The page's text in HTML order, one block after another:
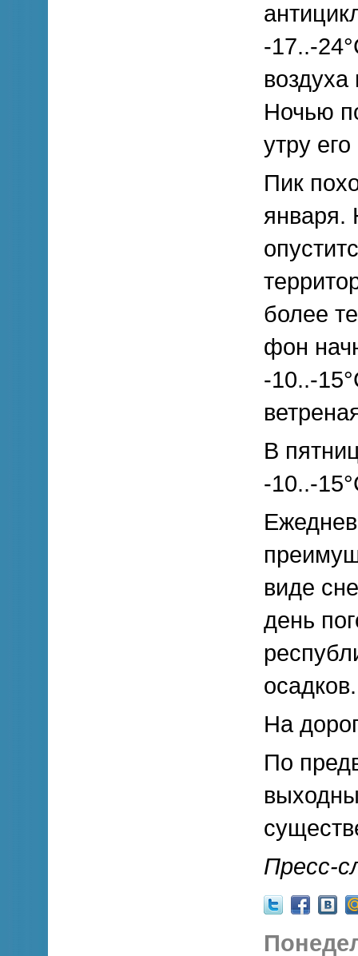
-17..-
Ночью
утру
Пик
января.
более
фон
-10..-
В
-10..-
виде
день
осадков.
На
По
Пресс-